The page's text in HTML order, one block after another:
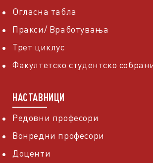
Огласна табла
Пракси/ Вработувања
Трет циклус
Факултетско студентско
НАСТАВНИЦИ
Редовни професори
Вонредни професори
Доценти